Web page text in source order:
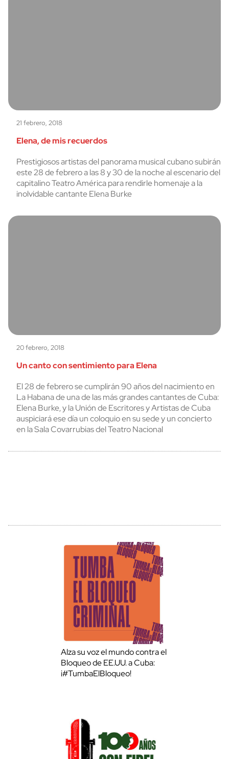
21 febrero, 2018
Elena, de mis recuerdos
Prestigiosos artistas del panorama musical cubano subirán
este 28 de febrero a las 8 y 30 de la noche al escenario del
capitalino Teatro América para rendirle homenaje a la
inolvidable cantante Elena Burke
20 febrero, 2018
Un canto con sentimiento para Elena
El 28 de febrero se cumplirán 90 años del nacimiento en
La Habana de una de las más grandes cantantes de Cuba:
Elena Burke, y la Unión de Escritores y Artistas de Cuba
auspiciará ese día un coloquio en su sede y un concierto
en la Sala Covarrubias del Teatro Nacional
Alza su voz el mundo contra el
Bloqueo de EE.UU. a Cuba:
¡#TumbaElBloqueo!